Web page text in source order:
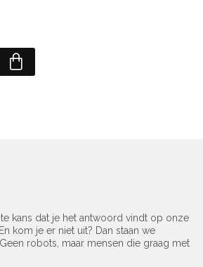
kans dat je het antwoord vindt op onze
kom je er niet uit? Dan staan we
robots, maar mensen die graag met